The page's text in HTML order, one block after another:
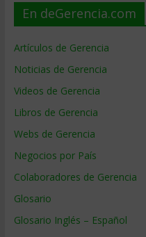
En deGerencia.com
Artículos de Gerencia
Noticias de Gerencia
Videos de Gerencia
Libros de Gerencia
Webs de Gerencia
Negocios por País
Colaboradores de Gerencia
Glosario
Glosario Inglés – Español